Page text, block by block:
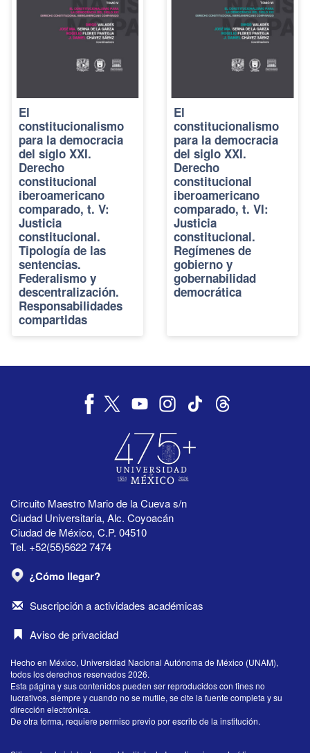
El
constitucionalismo
para la democracia
del siglo XXI.
Derecho
constitucional
iberoamericano
comparado, t. V:
Justicia
constitucional.
Tipología de las
sentencias.
Federalismo y
descentralización.
Responsabilidades
compartidas
El
constitucionalismo
para la democracia
del siglo XXI.
Derecho
constitucional
iberoamericano
comparado, t. VI:
Justicia
constitucional.
Regímenes de
gobierno y
gobernabilidad
democrática
Circuito Maestro Mario de la Cueva s/n
Ciudad Universitaria, Alc. Coyoacán
Ciudad de México, C.P. 04510
Tel. +52(55)5622 7474
¿Cómo llegar?
Suscripción a actividades académicas
Aviso de privacidad
Hecho en México, Universidad Nacional Autónoma de México (UNAM),
todos los derechos reservados 2026.
Esta página y sus contenidos pueden ser reproducidos con fines no
lucrativos, siempre y cuando no se mutile, se cite la fuente completa y su
dirección electrónica.
De otra forma, requiere permiso previo por escrito de la institución.